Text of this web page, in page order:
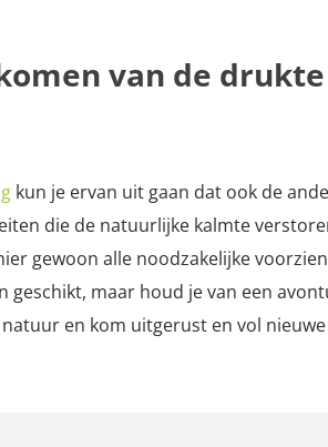
van de drukte
kun je ervan uit gaan dat ook de
die de natuurlijke kalmte
gewoon alle noodzakelijke
geschikt, maar houd je van een
en kom uitgerust en vol